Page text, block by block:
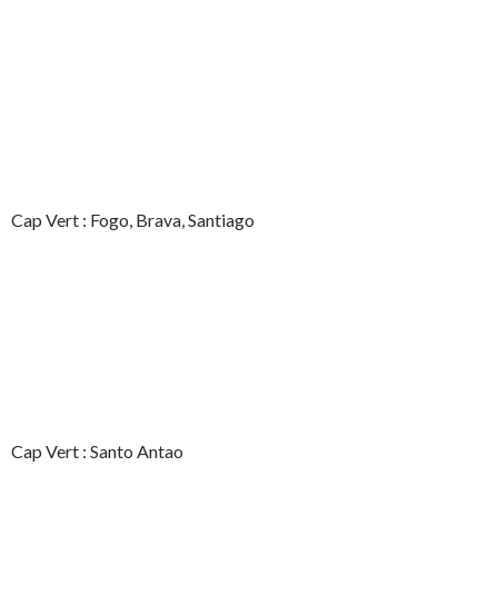
Cap Vert : Fogo, Brava, Santiago
Cap Vert : Santo Antao